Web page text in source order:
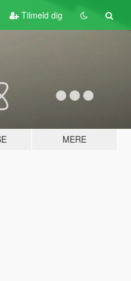
Tilmeld dig
MERE